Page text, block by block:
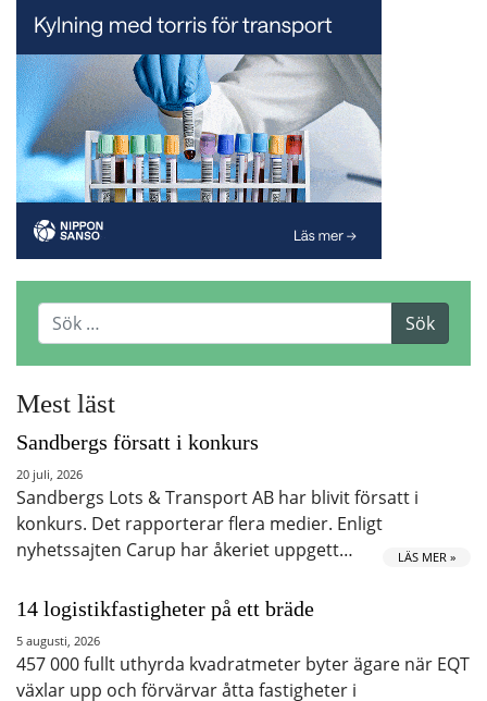
Mest läst
Sandbergs försatt i konkurs
20 juli, 2026
Sandbergs Lots & Transport AB har blivit försatt i
konkurs. Det rapporterar flera medier. Enligt
nyhetssajten Carup har åkeriet uppgett…
LÄS MER »
14 logistikfastigheter på ett bräde
5 augusti, 2026
457 000 fullt uthyrda kvadratmeter byter ägare när EQT
växlar upp och förvärvar åtta fastigheter i